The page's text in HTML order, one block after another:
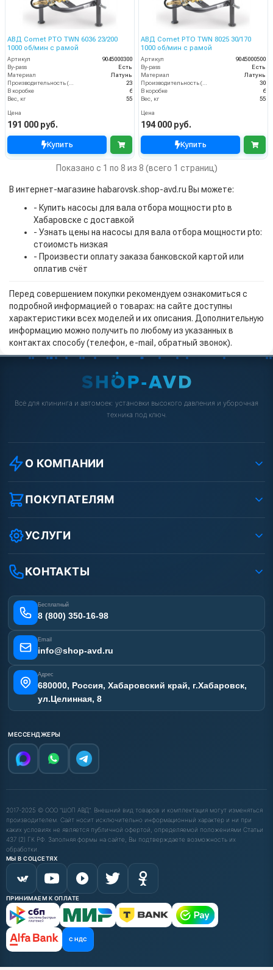
АВД Comet PTO TWN 6036 23/200
1000 об/мин с рамой
Артикул
9045000300
By-pass
Есть
Материал
Латунь
23
В коробке
6
Вес, кг
55
Цена
191 000 руб.
Купить
АВД Comet PTO TWN 8025 30/170
1000 об/мин с рамой
Артикул
9045000500
By-pass
Есть
Материал
Латунь
30
В коробке
6
Вес, кг
55
Цена
194 000 руб.
Купить
Показано с 1 по 8 из 8 (всего 1 страниц)
В интернет-магазине habarovsk.shop-avd.ru Вы можете:
- Купить насосы для вала отбора мощности pto в
Хабаровске с доставкой
- Узнать цены на насосы для вала отбора мощности pto:
стоиомсть низкая
- Произвести оплату заказа банковской картой или
оплатив счёт
Перед совершением покупки рекомендуем ознакомиться с
подробной информацией о товарах: на сайте доступны
характеристики всех моделей и их описания. Дополнительную
информацию можно получить по любому из указанных в
контактах способу (телефон, e-mail, обратный звонок).
Всё для клининга и автомоек: установки высокого давления и уборочная
техника под ключ.
О КОМПАНИИ
О компании
Реквизиты ООО «Шоп АВД»
Защита данных клиента
Условия соглашения
Вакансии
Статьи
ПОКУПАТЕЛЯМ
Как заказать?
Оплата
Доставка
Лизинг
Получить скидку
УСЛУГИ
Ремонт АВД
Сертификаты
Наши работы
Отзывы наших клиентов
Карта сайта
КОНТАКТЫ
Бесплатный
8 (800) 350-16-98
Email
info@shop-avd.ru
Адрес
680000, Россия, Хабаровский край, г.Хабаровск,
ул.Целинная, 8
МЕССЕНДЖЕРЫ
2017-2025 © ООО "ШОП АВД". Внешний вид товаров и комплектация могут изменяться
производителем. Сайт носит исключительно информационный характер и ни при
каких условиях не является публичной офертой, определяемой положениями Статьи
437 (2) ГК РФ. Заполняя формы на сайте, Вы подтверждаете возможность их
обработки.
МЫ В СОЦСЕТЯХ
ПРИНИМАЕМ К ОПЛАТЕ
С НДС